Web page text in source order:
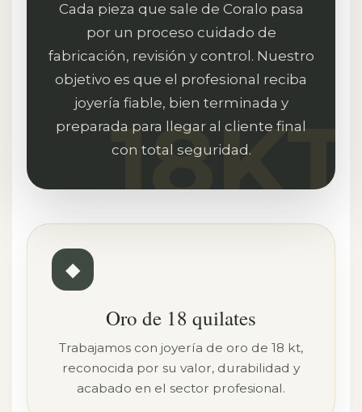
Cada pieza que sale de Coralo pasa
por un proceso cuidado de
fabricación, revisión y control. Nuestro
objetivo es que el profesional reciba
joyería fiable, bien terminada y
preparada para llegar al cliente final
con total seguridad.
◆
Oro de 18 quilates
Trabajamos con joyería de oro de 18 kt,
reconocida por su valor, durabilidad y
acabado en el sector profesional.